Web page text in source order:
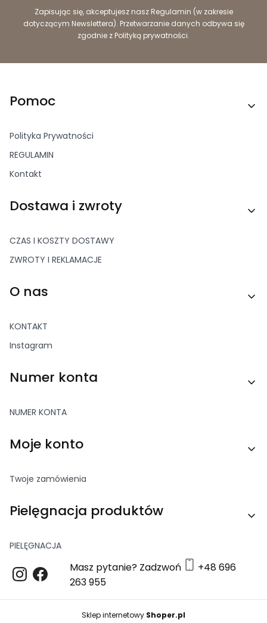
Zapisując się, akceptujesz nasz Regulamin (w zakresie
dotyczącym Newslettera). Przetwarzanie danych odbywa się
zgodnie z Polityką prywatności.
Linki w stopce
Pomoc
Polityka Prywatności
REGULAMIN
Kontakt
Dostawa i zwroty
CZAS I KOSZTY DOSTAWY
ZWROTY I REKLAMACJE
O nas
KONTAKT
Instagram
Numer konta
NUMER KONTA
Moje konto
Twoje zamówienia
Pielęgnacja produktów
PIELĘGNACJA
Masz pytanie? Zadzwoń
+48 696
263 955
Sklep internetowy Shoper.pl